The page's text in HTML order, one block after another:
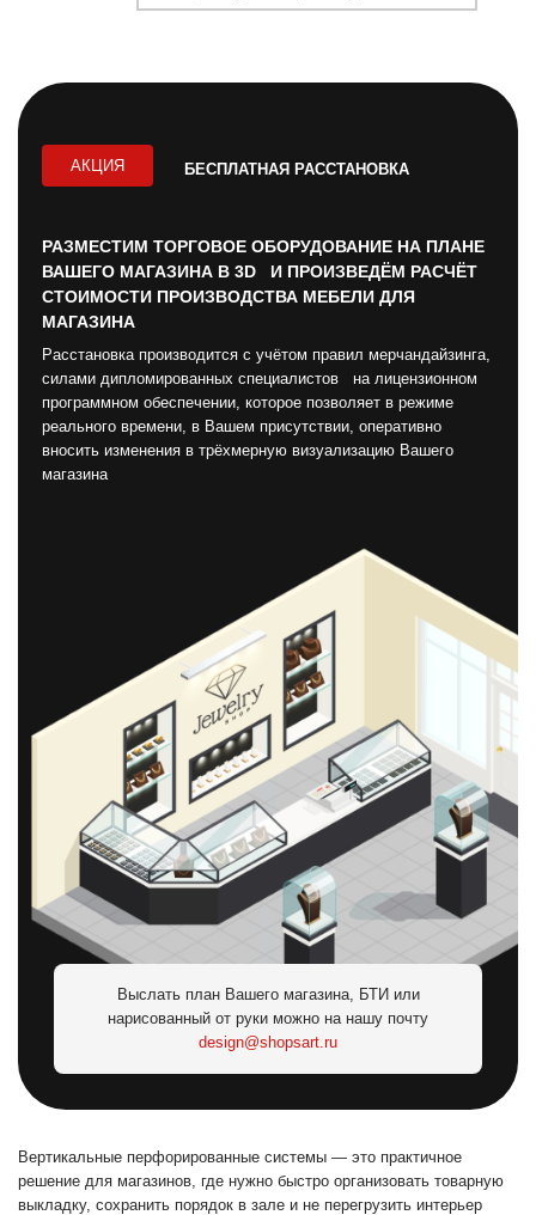
АКЦИЯ БЕСПЛАТНАЯ РАССТАНОВКА
РАЗМЕСТИМ ТОРГОВОЕ ОБОРУДОВАНИЕ НА ПЛАНЕ
ВАШЕГО МАГАЗИНА В 3D И ПРОИЗВЕДЁМ РАСЧЁТ
СТОИМОСТИ ПРОИЗВОДСТВА МЕБЕЛИ ДЛЯ
МАГАЗИНА
Расстановка производится с учётом правил мерчандайзинга,
силами дипломированных специалистов на лицензионном
программном обеспечении, которое позволяет в режиме
реального времени, в Вашем присутствии, оперативно
вносить изменения в трёхмерную визуализацию Вашего
магазина
Выслать план Вашего магазина, БТИ или
нарисованный от руки можно на нашу почту
design@shopsart.ru
Вертикальные перфорированные системы — это практичное
решение для магазинов, где нужно быстро организовать товарную
выкладку, сохранить порядок в зале и не перегрузить интерьер